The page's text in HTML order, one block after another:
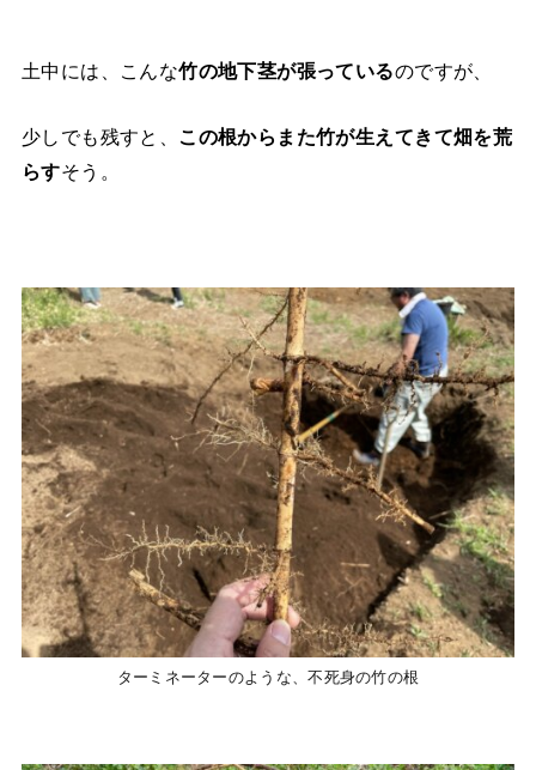
土中には、こんな竹の地下茎が張っているのですが、
少しでも残すと、 この根からまた竹が生えてきて畑を荒
らすそう。
ターミネーターのような、不死身の竹の根